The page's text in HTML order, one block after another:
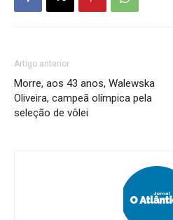
Artigo anterior
Morre, aos 43 anos, Walewska
Oliveira, campeã olímpica pela
seleção de vôlei